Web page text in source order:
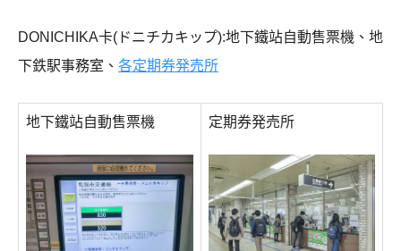
DONICHIKA卡(ドニチカキップ):地下鐵站自動售票機、地
下鉄駅事務室、 各定期券発売所
地下鐵站自動售票機 定期券発売所